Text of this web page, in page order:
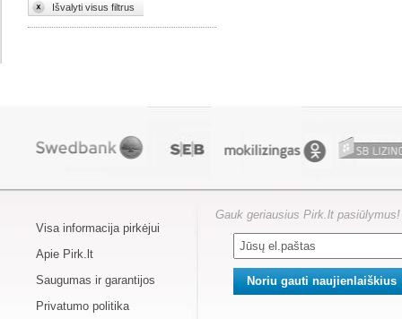
Išvalyti visus filtrus
Visa informacija pirkėjui
Apie Pirk.lt
Saugumas ir garantijos
Privatumo politika
Gauk geriausius Pirk.lt pasiūlymus!